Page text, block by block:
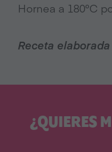
Hornea a 180°C
Receta
¿QUIERES